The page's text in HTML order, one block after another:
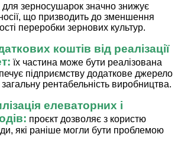
для зерносушарок значно знижує
що призводить до зменшення
переробки зернових культур.
коштів від реалізації
їх частина може бути реалізована
підприємству додаткове джерело
рентабельність виробництва.
елеваторних і
проєкт дозволяє з користю
які раніше могли бути проблемою